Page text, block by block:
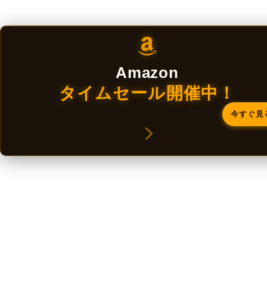
Amazon
タイムセール開催中！
今すぐ見